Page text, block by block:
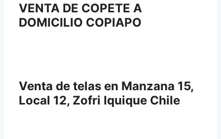
VENTA DE COPETE A
DOMICILIO COPIAPO
Venta de telas en Manzana 15,
Local 12, Zofri Iquique Chile